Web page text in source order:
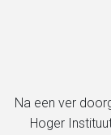
Na een ver
Hoger